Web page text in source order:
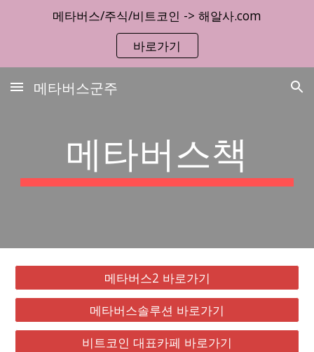
Skip to main content Skip to navigation
메타버스/주식/비트코인 -> 해알사.com
바로가기
메타버스군주
메타버스책
메타버스2 바로가기
메타버스솔루션 바로가기
비트코인 대표카페 바로가기